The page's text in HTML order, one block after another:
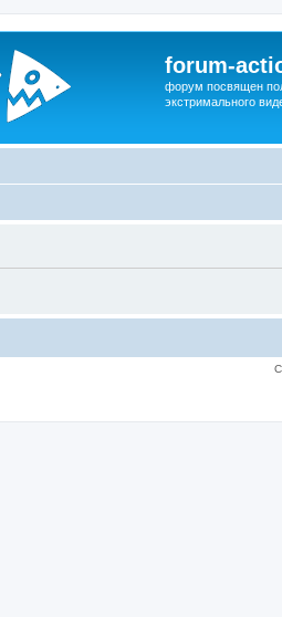
forum-
форум посвящен
экстримального